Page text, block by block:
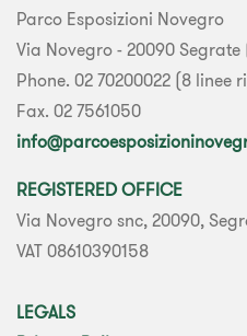
Parco Esposizioni Novegro
Via Novegro - 20090 Segrate
Phone. 02 70200022 (8 linee
Fax. 02 7561050
REGISTERED OFFICE
Via Novegro snc, 20090,
VAT 08610390158
LEGALS